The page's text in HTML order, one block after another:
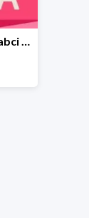
Obniżka cen z okazji Dnia Babci i Dziadka -20zł